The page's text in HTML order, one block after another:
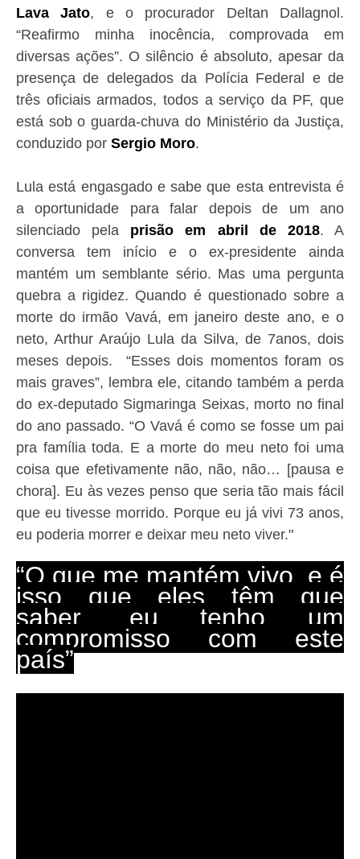
Lava Jato, e o procurador Deltan Dallagnol.
“Reafirmo minha inocência, comprovada em
diversas ações”. O silêncio é absoluto, apesar da
presença de delegados da Polícia Federal e de
três oficiais armados, todos a serviço da PF, que
está sob o guarda-chuva do Ministério da Justiça,
conduzido por Sergio Moro.
Lula está engasgado e sabe que esta entrevista é
a oportunidade para falar depois de um ano
silenciado pela prisão em abril de 2018. A
conversa tem início e o ex-presidente ainda
mantém um semblante sério. Mas uma pergunta
quebra a rigidez. Quando é questionado sobre a
morte do irmão Vavá, em janeiro deste ano, e o
neto, Arthur Araújo Lula da Silva, de 7anos, dois
meses depois. “Esses dois momentos foram os
mais graves”, lembra ele, citando também a perda
do ex-deputado Sigmaringa Seixas, morto no final
do ano passado. “O Vavá é como se fosse um pai
pra família toda. E a morte do meu neto foi uma
coisa que efetivamente não, não, não… [pausa e
chora]. Eu às vezes penso que seria tão mais fácil
que eu tivesse morrido. Porque eu já vivi 73 anos,
eu poderia morrer e deixar meu neto viver."
“O que me mantém vivo, e é
isso que eles têm que
saber, eu tenho um
compromisso com este
país”